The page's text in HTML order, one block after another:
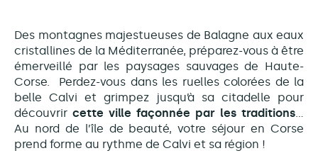
Des montagnes majestueuses de Balagne aux eaux
cristallines de la Méditerranée, préparez-vous à être
émerveillé par les paysages sauvages de Haute-
Corse. Perdez-vous dans les ruelles colorées de la
belle Calvi et grimpez jusqu’à sa citadelle pour
découvrir cette ville façonnée par les traditions…
Au nord de l’île de beauté, votre séjour en Corse
prend forme au rythme de Calvi et sa région !